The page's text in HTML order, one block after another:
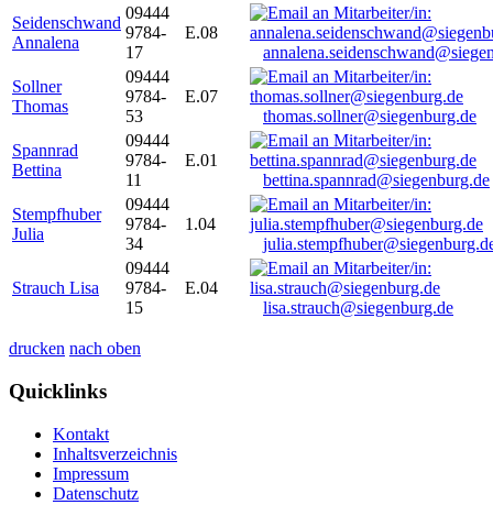
Seidenschwand
Annalena
09444
9784-
17
E.08
Sollner
Thomas
09444
9784-
53
E.07
thomas.sollner@siegenburg.de
Spannrad
Bettina
09444
9784-
11
E.01
bettina.spannrad@siegenburg.de
Stempfhuber
Julia
09444
9784-
34
1.04
Strauch Lisa
09444
9784-
15
E.04
lisa.strauch@siegenburg.de
drucken nach oben
Quicklinks
Kontakt
Inhaltsverzeichnis
Impressum
Datenschutz